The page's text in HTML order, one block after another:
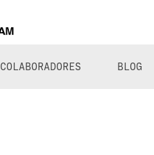
COLABORADORES BLOG